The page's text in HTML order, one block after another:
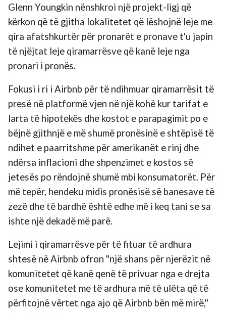
Glenn Youngkin nënshkroi një projekt-ligj që
kërkon që të gjitha lokalitetet që lëshojnë leje me
qira afatshkurtër për pronarët e pronave t'u japin
të njëjtat leje qiramarrësve që kanë leje nga
pronari i pronës.
Fokusi i ri i Airbnb për të ndihmuar qiramarrësit të
presë në platformë vjen në një kohë kur tarifat e
larta të hipotekës dhe kostot e parapagimit po e
bëjnë gjithnjë e më shumë pronësinë e shtëpisë të
ndihet e paarritshme për amerikanët e rinj dhe
ndërsa inflacioni dhe shpenzimet e kostos së
jetesës po rëndojnë shumë mbi konsumatorët. Për
më tepër, hendeku midis pronësisë së banesave të
zezë dhe të bardhë është edhe më i keq tani se sa
ishte një dekadë më parë.
Lejimi i qiramarrësve për të fituar të ardhura
shtesë në Airbnb ofron "një shans për njerëzit në
komunitetet që kanë qenë të privuar nga e drejta
ose komunitetet me të ardhura më të ulëta që të
përfitojnë vërtet nga ajo që Airbnb bën më mirë,"